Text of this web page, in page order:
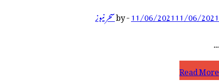
11/06/202111/06/2021
-
byسحر نیوز
…
حیدرآباد
Read More